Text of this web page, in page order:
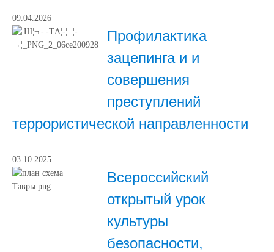
09.04.2026
Профилактика
зацепинга и и
совершения
преступлений
террористической направленности
03.10.2025
Всероссийский
открытый урок
культуры
безопасности,